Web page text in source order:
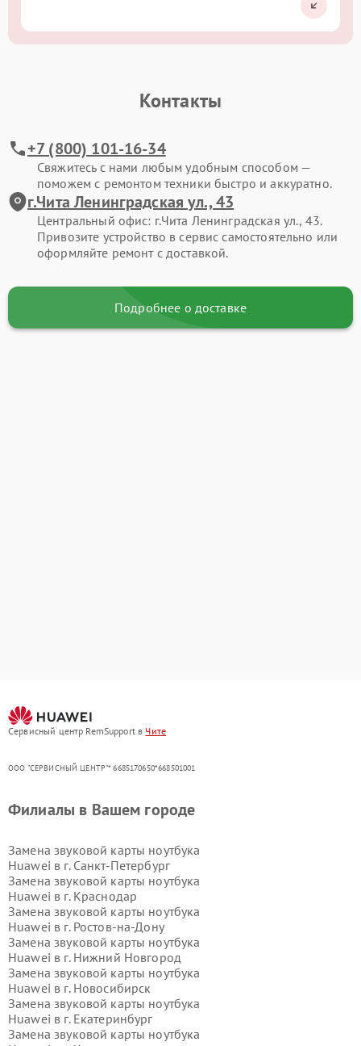
Контакты
+7 (800) 101-16-34
Свяжитесь с нами любым удобным способом —
поможем с ремонтом техники быстро и аккуратно.
г.Чита Ленинградская ул., 43
Центральный офис: г.Чита Ленинградская ул., 43.
Привозите устройство в сервис самостоятельно или
оформляйте ремонт с доставкой.
Подробнее о доставке
Сервисный центр RemSupport вЧите
ООО "СЕРВИСНЫЙ ЦЕНТР"* 6685170650*668501001
Филиалы в Вашем городе
Замена звуковой карты ноутбука
Huawei в г. Санкт-Петербург
Замена звуковой карты ноутбука
Huawei в г. Краснодар
Замена звуковой карты ноутбука
Huawei в г. Ростов-на-Дону
Замена звуковой карты ноутбука
Huawei в г. Нижний Новгород
Замена звуковой карты ноутбука
Huawei в г. Новосибирск
Замена звуковой карты ноутбука
Huawei в г. Екатеринбург
Замена звуковой карты ноутбука